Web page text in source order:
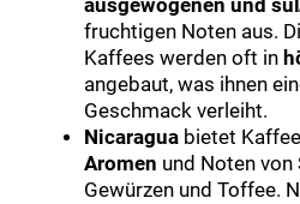
ausgewogenen und
fruchtigen Noten aus.
Kaffees werden oft in
angebaut, was ihnen
Geschmack verleiht.
Nicaragua bietet
Aromen und Noten von
Gewürzen und Toffee.